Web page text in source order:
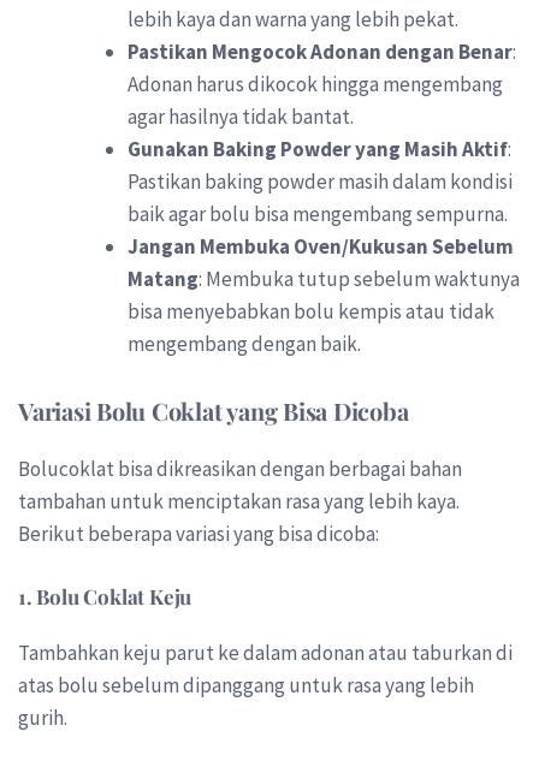
lebih kaya dan warna yang lebih pekat.
Pastikan Mengocok Adonan dengan Benar:
Adonan harus dikocok hingga mengembang
agar hasilnya tidak bantat.
Gunakan Baking Powder yang Masih Aktif:
Pastikan baking powder masih dalam kondisi
baik agar bolu bisa mengembang sempurna.
Jangan Membuka Oven/Kukusan Sebelum
Matang: Membuka tutup sebelum waktunya
bisa menyebabkan bolu kempis atau tidak
mengembang dengan baik.
Variasi Bolu Coklat yang Bisa Dicoba
Bolucoklat bisa dikreasikan dengan berbagai bahan
tambahan untuk menciptakan rasa yang lebih kaya.
Berikut beberapa variasi yang bisa dicoba:
1. Bolu Coklat Keju
Tambahkan keju parut ke dalam adonan atau taburkan di
atas bolu sebelum dipanggang untuk rasa yang lebih
gurih.